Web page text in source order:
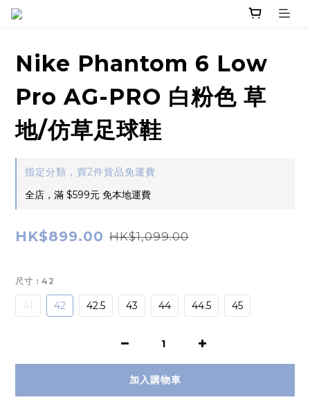
Nike Phantom 6 Low
Pro AG-PRO 白粉色 草
地/仿草足球鞋
指定分類，買2件貨品免運費
全店，滿 $599元 免本地運費
HK$899.00 HK$1,099.00
尺寸 : 42
41 42 42.5 43 44 44.5 45
加入購物車